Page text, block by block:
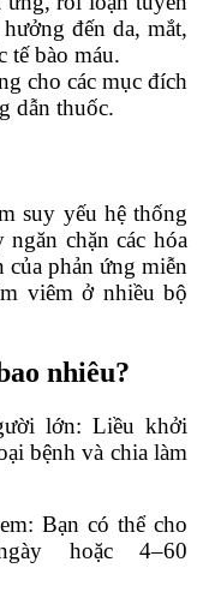
đến da, mắt,
tế bào máu.
cho các mục đích
dẫn thuốc.
suy yếu hệ thống
chặn các hóa
của phản ứng miễn
viêm ở nhiều bộ
nhiêu?
lớn: Liều khởi
bệnh và chia làm
Bạn có thể cho
hoặc 4–60